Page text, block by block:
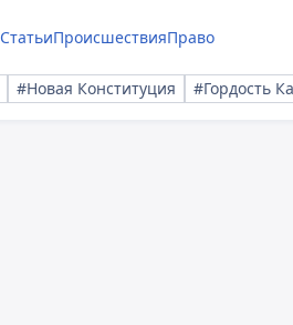
СтатьиПроисшествияПраво
#Новая Конституция #Гордость